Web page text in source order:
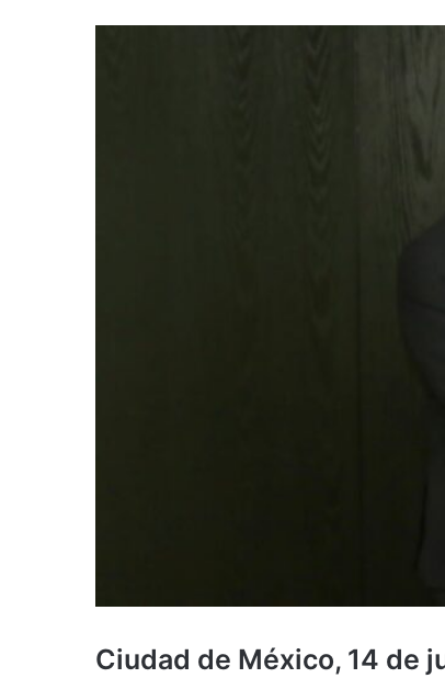
Ciudad de México, 14 de